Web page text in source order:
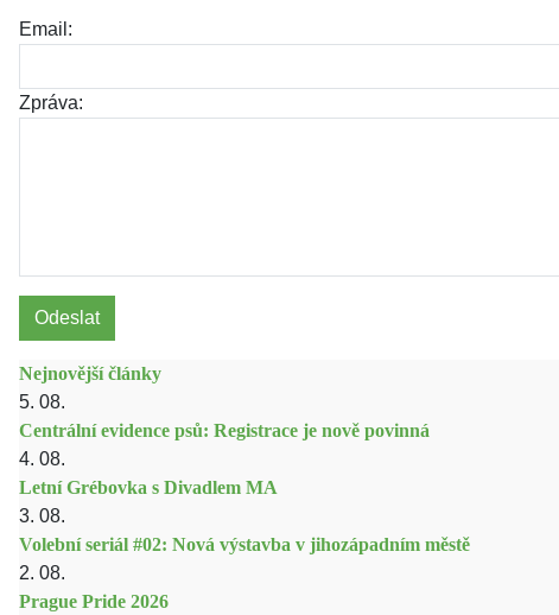
Email:
Zpráva:
Odeslat
Nejnovější články
5. 08.
Centrální evidence psů: Registrace je nově povinná
4. 08.
Letní Grébovka s Divadlem MA
3. 08.
Volební seriál #02: Nová výstavba v jihozápadním městě
2. 08.
Prague Pride 2026